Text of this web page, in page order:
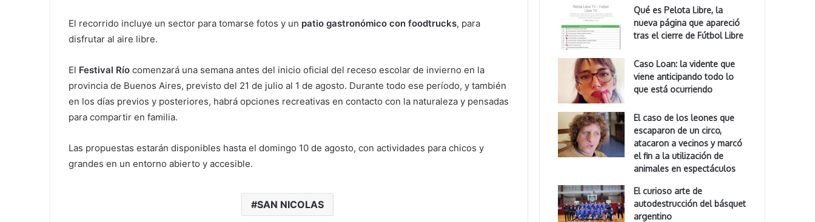
El recorrido incluye un sector para tomarse fotos y un patio gastronómico con foodtrucks, para
disfrutar al aire libre.
El Festival Río comenzará una semana antes del inicio oficial del receso escolar de invierno en la
provincia de Buenos Aires, previsto del 21 de julio al 1 de agosto. Durante todo ese período, y también
en los días previos y posteriores, habrá opciones recreativas en contacto con la naturaleza y pensadas
para compartir en familia.
Las propuestas estarán disponibles hasta el domingo 10 de agosto, con actividades para chicos y
grandes en un entorno abierto y accesible.
SAN NICOLAS
Qué es Pelota Libre, la
nueva página que apareció
tras el cierre de Fútbol Libre
Caso Loan: la vidente que
viene anticipando todo lo
que está ocurriendo
El caso de los leones que
escaparon de un circo,
atacaron a vecinos y marcó
el fin a la utilización de
animales en espectáculos
El curioso arte de
autodestrucción del básquet
argentino